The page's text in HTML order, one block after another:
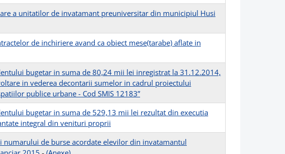
a unitatilor de invatamant preuniversitar din municipiul Husi
de inchiriere avand ca obiect mese(tarabe) aflate in
bugetar in suma de 80,24 mii lei inregistrat la 31.12.2014,
in vederea decontarii sumelor in cadrul proiectului
publice urbane - Cod SMIS 12183”
bugetar in suma de 529,13 mii lei rezultat din executia
integral din venituri proprii
de burse acordate elevilor din invatamantul